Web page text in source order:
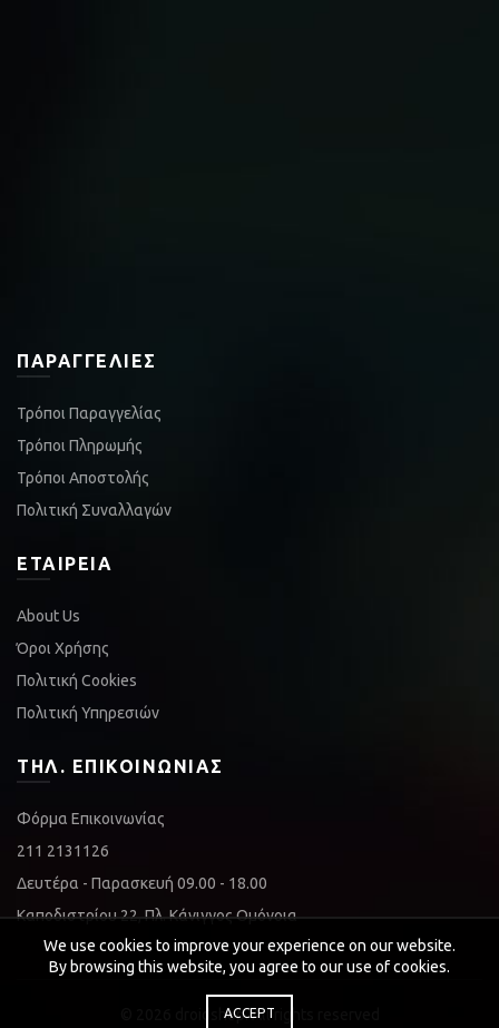
ΠΑΡΑΓΓΕΛΊΕΣ
Τρόποι Παραγγελίας
Τρόποι Πληρωμής
Τρόποι Αποστολής
Πολιτική Συναλλαγών
ΕΤΑΙΡΕΊΑ
About Us
Όροι Χρήσης
Πολιτική Cookies
Πολιτική Υπηρεσιών
ΤΗΛ. ΕΠΙΚΟΙΝΩΝΊΑΣ
Φόρμα Επικοινωνίας
211 2131126
Δευτέρα - Παρασκευή 09.00 - 18.00
Καποδιστρίου 22, Πλ. Κάνιγγος Ομόνοια
droidshop. All rights reserved
We use cookies to improve your experience on our website.
By browsing this website, you agree to our use of cookies.
ACCEPT